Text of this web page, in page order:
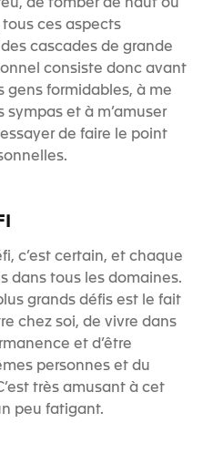
de tomber de haut ou
ces aspects
cascades de grande
consiste donc avant
gens formidables, à me
sympas et à m’amuser
de faire le point
c’est certain, et chaque
dans tous les domaines.
grands défis est le fait
chez soi, de vivre dans
et d’être
personnes et du
très amusant à cet
peu fatigant.